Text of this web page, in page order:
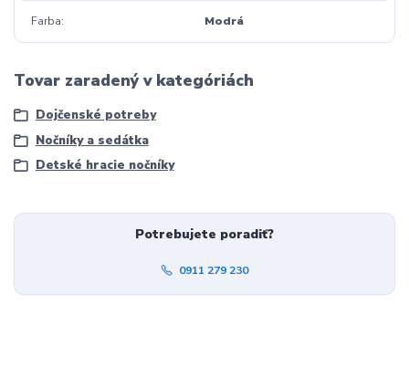
Farba Modrá
Tovar zaradený v kategóriách
Dojčenské potreby
Nočníky a sedátka
Detské hracie nočníky
Potrebujete poradiť?
0911 279 230